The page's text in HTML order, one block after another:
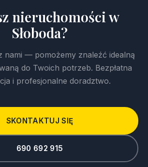
nieruchomości w
Słoboda?
nami — pomożemy znaleźć idealną
do Twoich potrzeb. Bezpłatna
i profesjonalne doradztwo.
SKONTAKTUJ SIĘ
690 692 915